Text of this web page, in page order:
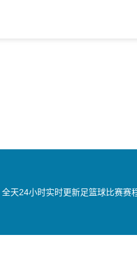
天24小时实时更新足篮球比赛